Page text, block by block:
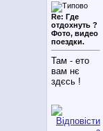
Re: Где
отдохнуть ?
Фото, видео
поездки.
Там - ето
вам нє
здєсь !